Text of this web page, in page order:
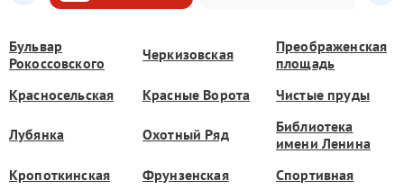
Бульвар
Рокоссовского
Черкизовская
Преображенская
площадь
Красносельская
Красные Ворота Чистые пруды
Лубянка Охотный Ряд
Библиотека
имени Ленина
Кропоткинская
Фрунзенская
Спортивная